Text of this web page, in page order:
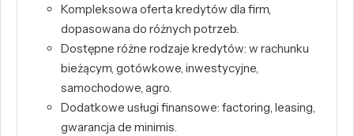
Kompleksowa oferta kredytów dla firm,
dopasowana do różnych potrzeb.
Dostępne różne rodzaje kredytów: w rachunku
bieżącym, gotówkowe, inwestycyjne,
samochodowe, agro.
Dodatkowe usługi finansowe: factoring, leasing,
gwarancja de minimis.